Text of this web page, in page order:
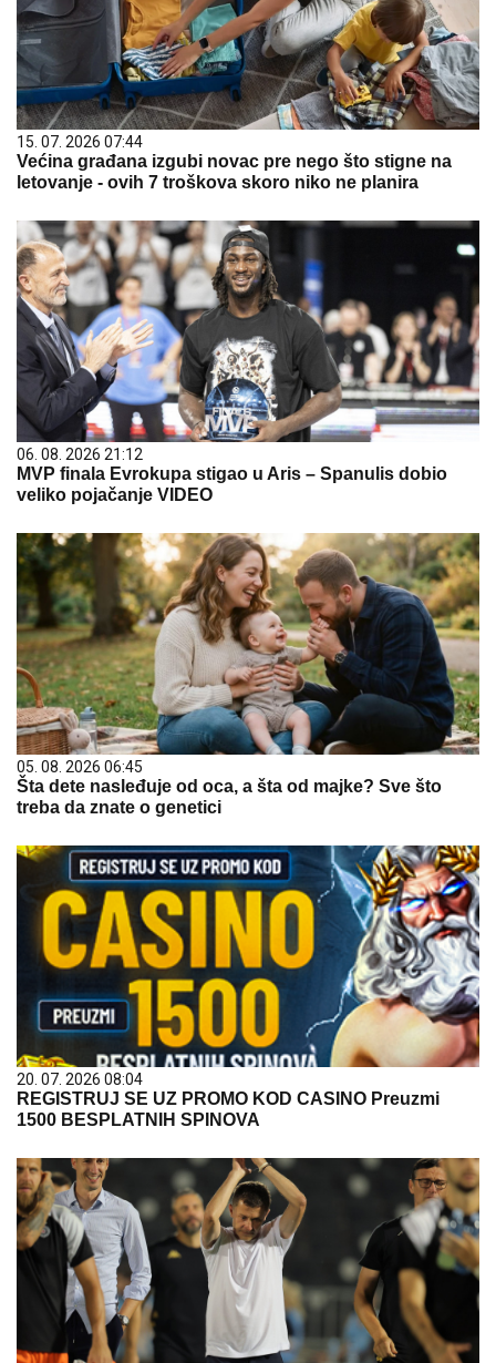
15. 07. 2026 07:44
Većina građana izgubi novac pre nego što stigne na
letovanje - ovih 7 troškova skoro niko ne planira
06. 08. 2026 21:12
MVP finala Evrokupa stigao u Aris – Spanulis dobio
veliko pojačanje VIDEO
05. 08. 2026 06:45
Šta dete nasleđuje od oca, a šta od majke? Sve što
treba da znate o genetici
20. 07. 2026 08:04
REGISTRUJ SE UZ PROMO KOD CASINO Preuzmi
1500 BESPLATNIH SPINOVA